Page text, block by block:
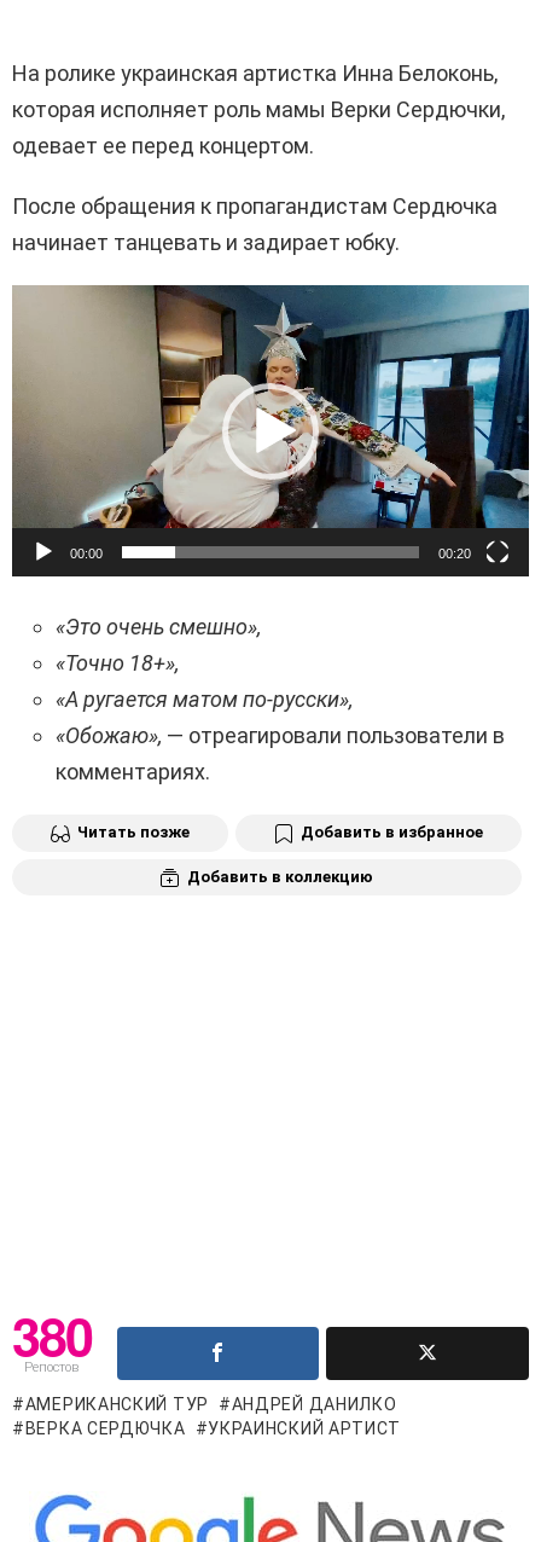
На ролике украинская артистка Инна Белоконь,
которая исполняет роль мамы Верки Сердючки,
одевает ее перед концертом.
После обращения к пропагандистам Сердючка
начинает танцевать и задирает юбку.
00:00 00:20
«Это очень смешно»,
«Точно 18+»,
«А ругается матом по-русски»,
«Обожаю», — отреагировали пользователи в
комментариях.
Читать позже Добавить в избранное
Добавить в коллекцию
380
Репостов
АМЕРИКАНСКИЙ ТУР
АНДРЕЙ ДАНИЛКО
ВЕРКА СЕРДЮЧКА
УКРАИНСКИЙ АРТИСТ